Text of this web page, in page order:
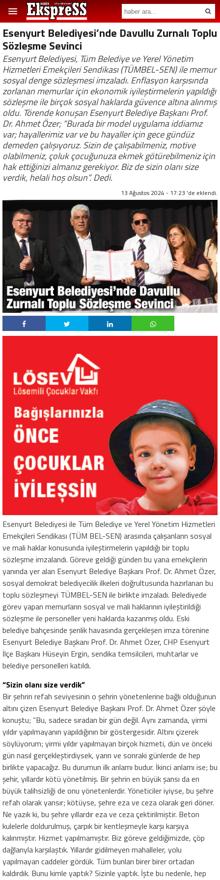
Esenyurt Belediyesi’nde Davullu Zurnalı Toplu
Sözleşme Sevinci
Esenyurt Belediyesi, Tüm Belediye ve Yerel Yönetim
Hizmetleri Emekçileri Sendikası (TÜMBEL-SEN) ile memur
sosyal denge sözleşmesi imzaladı. Enflasyon karşısında
zorlanan memurlar için ekonomik iyileştirmelerin yapıldığı
sözleşme ile birçok sosyal haklarda güvence altına alınmış
oldu. Törende konuşan Esenyurt Belediye Başkanı Prof.
Dr. Ahmet Özer; “Burada bir model uygulama iddiamız
var; hayallerimiz var ve bu hayaller için gece gündüz
demeden çalışıyoruz. Sizin de çalışabilmeniz, motive
olabilmeniz, çoluk çocuğunuza ekmek götürebilmeniz için
hak ettiğinizi almanız gerekiyor. Biz de sizin olanı size
verdik, helali hoş olsun”. Dedi.
13 Ağustos 2024 - 17:23 'de eklendi.
Esenyurt Belediyesi ile Tüm Belediye ve Yerel Yönetim Hizmetleri
Emekçileri Sendikası (TÜM BEL-SEN) arasında çalışanların sosyal
ve mali haklar konusunda iyileştirmelerin yapıldığı bir toplu
sözleşme imzalandı. Göreve geldiği günden bu yana emekçilerin
yanında yer alan Esenyurt Belediye Başkanı Prof. Dr. Ahmet Özer,
sosyal demokrat belediyecilik ilkeleri doğrultusunda hazırlanan bu
toplu sözleşmeyi TÜMBEL-SEN ile birlikte imzaladı. Belediyede
görev yapan memurların sosyal ve mali haklarının iyileştirildiği
sözleşme ile personeller yeni haklarda kazanmış oldu. Eski
belediye bahçesinde şenlik havasında gerçekleşen imza törenine
Esenyurt Belediye Başkanı Prof. Dr. Ahmet Özer, CHP Esenyurt
İlçe Başkanı Hüseyin Ergin, sendika temsilcileri, muhtarlar ve
belediye personelleri katıldı.
“Sizin olanı size verdik”
Bir şehrin refah seviyesinin o şehrin yönetenlerine bağlı olduğunun
altını çizen Esenyurt Belediye Başkanı Prof. Dr. Ahmet Özer şöyle
konuştu; “Bu, sadece sıradan bir gün değil. Aynı zamanda, yirmi
yıldır yapılmayanın yapıldığının bir göstergesidir. Altını çizerek
söylüyorum; yirmi yıldır yapılmayan birçok hizmeti, dün ve önceki
gün nasıl gerçekleştirdiysek, yarın ve sonraki günlerde de hep
birlikte yapacağız. Bu durumun ilk anlamı budur. İkinci anlamı ise; bu
şehir, yıllardır kötü yönetilmiş. Bir şehrin en büyük şansı da en
büyük talihsizliği de onu yönetenlerdir. Yöneticiler iyiyse, bu şehre
refah olarak yansır; kötüyse, şehre eza ve ceza olarak geri döner.
Ne yazık ki, bu şehre yıllardır eza ve ceza çektirilmiştir. Beton
kulelerle doldurulmuş, çarpık bir kentleşmeyle karşı karşıya
kalınmıştır. Hizmet yapılmamıştır. Biz göreve geldiğimizde, çöp
dağlarıyla karşılaştık. Yıllardır gidilmeyen mahalleler, yolu
yapılmayan caddeler gördük. Tüm bunları birer birer ortadan
kaldırdık. Bunu kimle yaptık? Sizinle yaptık. İşte bu nedenle, hep